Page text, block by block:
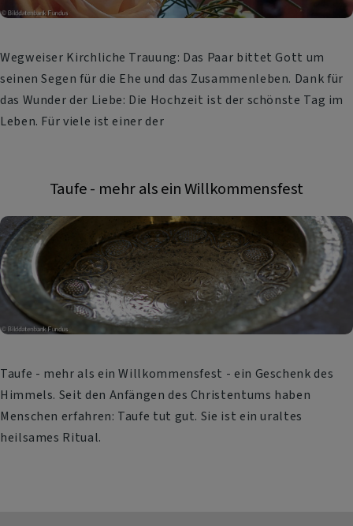
Wegweiser Kirchliche Trauung: Das Paar bittet Gott um
seinen Segen für die Ehe und das Zusammenleben. Dank für
das Wunder der Liebe: Die Hochzeit ist der schönste Tag im
Leben. Für viele ist einer der
Taufe - mehr als ein Willkommensfest
Taufe - mehr als ein Willkommensfest - ein Geschenk des
Himmels. Seit den Anfängen des Christentums haben
Menschen erfahren: Taufe tut gut. Sie ist ein uraltes
heilsames Ritual.